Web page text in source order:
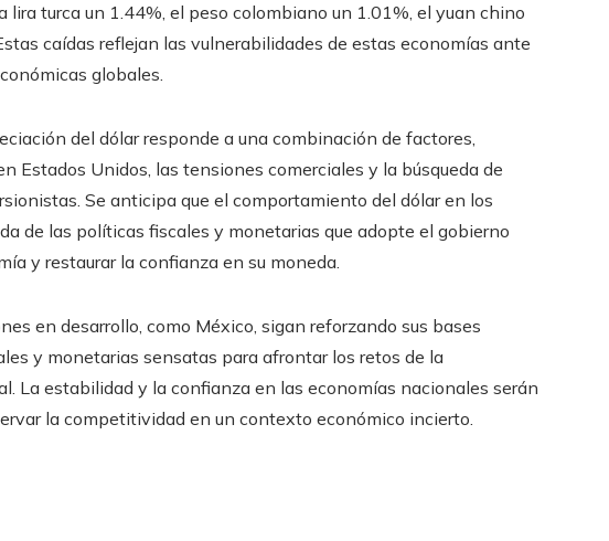
lira turca un 1.44%, el peso colombiano un 1.01%, el yuan chino
caídas reflejan las vulnerabilidades de estas economías ante
globales.
del dólar responde a una combinación de factores,
Estados Unidos, las tensiones comerciales y la búsqueda de
Se anticipa que el comportamiento del dólar en los
de las políticas fiscales y monetarias que adopte el gobierno
y restaurar la confianza en su moneda.
en desarrollo, como México, sigan reforzando sus bases
y monetarias sensatas para afrontar los retos de la
La estabilidad y la confianza en las economías nacionales serán
la competitividad en un contexto económico incierto.